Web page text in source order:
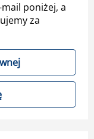
poniżej, a
za